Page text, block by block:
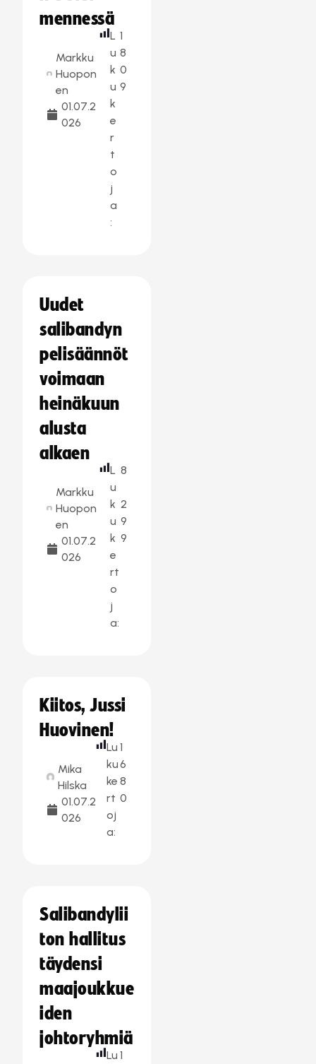
mennessä
Markku
Huopon
en
01.07.2
026
L
u
k
u
k
e
r
t
o
j
a
:
1
8
0
9
Uudet
salibandyn
pelisäännöt
voimaan
heinäkuun
alusta
alkaen
Markku
Huopon
en
01.07.2
026
L
u
k
u
k
e
rt
o
j
a:
8
2
9
9
Kiitos, Jussi
Huovinen!
Mika
Hilska
01.07.2
026
Lu
ku
ke
rt
oj
a:
1
6
8
0
Salibandylii
ton hallitus
täydensi
maajoukkue
iden
johtoryhmiä
Lu 1